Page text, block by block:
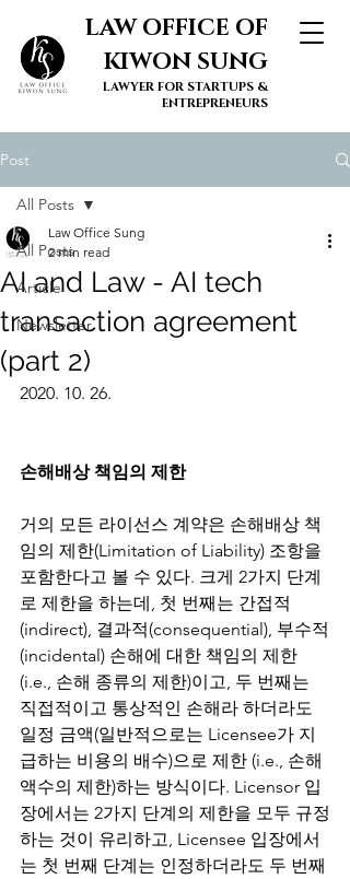
LAW OFFICE OF
KIWON SUNG
LAWYER FOR STARTUPS &
ENTREPRENEURS
Post
All Posts
Article
Newsletter
All Posts
AI and Law - AI tech
transaction agreement
(part 2)
Law Office Sung
2 min read
2020. 10. 26.
손해배상 책임의 제한
거의 모든 라이선스 계약은 손해배상 책
임의 제한(Limitation of Liability) 조항을
포함한다고 볼 수 있다. 크게 2가지 단계
로 제한을 하는데, 첫 번째는 간접적
(indirect), 결과적(consequential), 부수적
(incidental) 손해에 대한 책임의 제한
(i.e., 손해 종류의 제한)이고, 두 번째는
직접적이고 통상적인 손해라 하더라도
일정 금액(일반적으로는 Licensee가 지
급하는 비용의 배수)으로 제한 (i.e., 손해
액수의 제한)하는 방식이다. Licensor 입
장에서는 2가지 단계의 제한을 모두 규정
하는 것이 유리하고, Licensee 입장에서
는 첫 번째 단계는 인정하더라도 두 번째